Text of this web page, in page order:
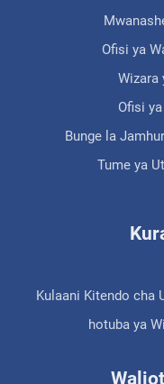
Ofisi ya
Wizara
Ofisi
Bunge la
Tume ya
Kulaani Kitendo cha
hotuba ya